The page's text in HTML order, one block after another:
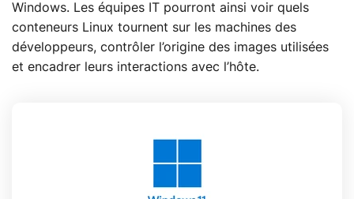
Windows. Les équipes IT pourront ainsi voir quels
conteneurs Linux tournent sur les machines des
développeurs, contrôler l’origine des images utilisées
et encadrer leurs interactions avec l’hôte.